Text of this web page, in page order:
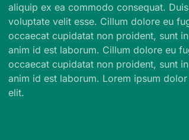
aliquip ex ea commodo consequat.
voluptate velit esse. Cillum dolore eu
occaecat cupidatat non proident, sunt
anim id est laborum. Cillum dolore eu
occaecat cupidatat non proident, sunt
anim id est laborum. Lorem ipsum
elit.